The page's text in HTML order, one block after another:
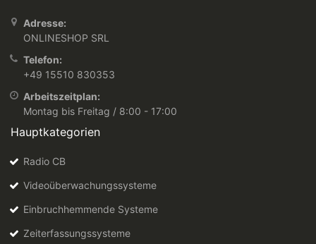
Adresse:
ONLINESHOP SRL
Telefon:
+49 15510 830353
Arbeitszeitplan:
Montag bis Freitag / 8:00 - 17:00
Hauptkategorien
Radio CB
Videoüberwachungssysteme
Einbruchhemmende Systeme
Zeiterfassungssysteme